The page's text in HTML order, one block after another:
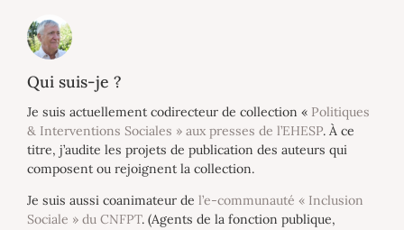
Qui suis-je ?
Je suis actuellement codirecteur de collection « Politiques
& Interventions Sociales » aux presses de l’EHESP. À ce
titre, j’audite les projets de publication des auteurs qui
composent ou rejoignent la collection.
Je suis aussi coanimateur de l’e-communauté « Inclusion
Sociale » du CNFPT. (Agents de la fonction publique,